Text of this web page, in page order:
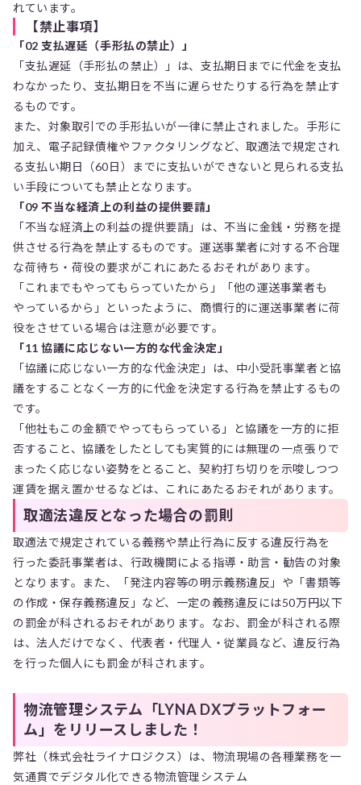
れています。
【禁止事項】
「02 支払遅延（手形払の禁止）」
「支払遅延（手形払の禁止）」は、支払期日までに代金を支払
わなかったり、支払期日を不当に遅らせたりする行為を禁止す
るものです。
また、対象取引での手形払いが一律に禁止されました。手形に
加え、電子記録債権やファクタリングなど、取適法で規定され
る支払い期日（60日）までに支払いができないと見られる支払
い手段についても禁止となります。
「09 不当な経済上の利益の提供要請」
「不当な経済上の利益の提供要請」は、不当に金銭・労務を提
供させる行為を禁止するものです。運送事業者に対する不合理
な荷待ち・荷役の要求がこれにあたるおそれがあります。
「これまでもやってもらっていたから」「他の運送事業者も
やっているから」といったように、商慣行的に運送事業者に荷
役をさせている場合は注意が必要です。
「11 協議に応じない一方的な代金決定」
「協議に応じない一方的な代金決定」は、中小受託事業者と協
議をすることなく一方的に代金を決定する行為を禁止するもの
です。
「他社もこの金額でやってもらっている」と協議を一方的に拒
否すること、協議をしたとしても実質的には無理の一点張りで
まったく応じない姿勢をとること、契約打ち切りを示唆しつつ
運賃を据え置かせるなどは、これにあたるおそれがあります。
取適法違反となった場合の罰則
取適法で規定されている義務や禁止行為に反する違反行為を
行った委託事業者は、行政機関による指導・助言・勧告の対象
となります。また、「発注内容等の明示義務違反」や「書類等
の作成・保存義務違反」など、一定の義務違反には50万円以下
の罰金が科されるおそれがあります。なお、罰金が科される際
は、法人だけでなく、代表者・代理人・従業員など、違反行為
を行った個人にも罰金が科されます。
物流管理システム「LYNA DXプラットフォー
ム」をリリースしました！
弊社（株式会社ライナロジクス）は、物流現場の各種業務を一
気通貫でデジタル化できる物流管理システム